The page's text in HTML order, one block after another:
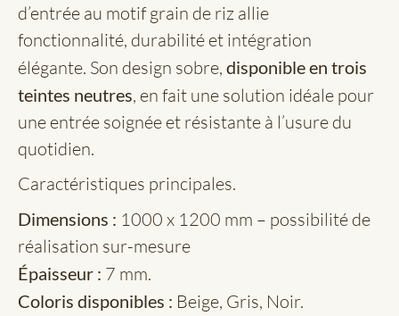
d’entrée au motif grain de riz allie
fonctionnalité, durabilité et intégration
élégante. Son design sobre, disponible en trois
teintes neutres, en fait une solution idéale pour
une entrée soignée et résistante à l’usure du
quotidien.
Caractéristiques principales.
Dimensions : 1000 x 1200 mm – possibilité de
réalisation sur-mesure
Épaisseur : 7 mm.
Coloris disponibles : Beige, Gris, Noir.